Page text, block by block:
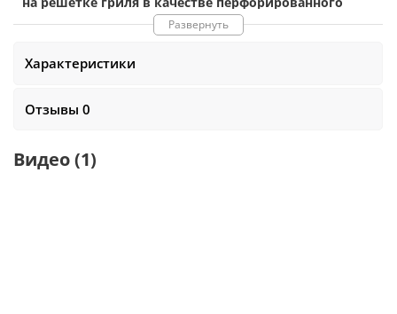
вока, достаточно разъединить корзину на две части и
установить на решетку гриля. Совместима со
съемником для решеток и аксессуаров Broil King
Развернуть
Характеристики
Отзывы 0
Видео(1)